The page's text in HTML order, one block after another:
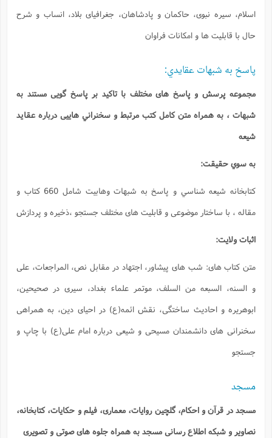
جغرافیای بلاد، انساب و شرح
بر پاسخ گویی مستند به
هاییی درباره عقايد
كتابخانه شيعه شناسي و پاسخ به شبهات وهابيت شامل 660 كتاب و
جستجو ،ذخیره و پردازش
مقابل نص، المراجعات، علی
بغداد، سیری در صحیحین،
در احیای دین، به همراهی
امام علی(ع) با چاپ و
فیلم و حکایات، کتابخانه،
جلوه های صوتی و تصویری